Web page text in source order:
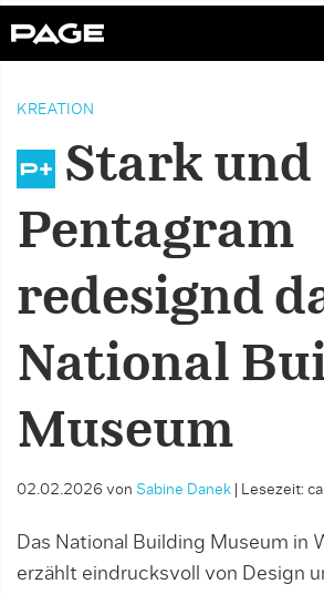
KREATION
Stark und
Pentagram
redesignd
National
Museum
02.02.2026 von Sabine Danek Lesezeit:
Das National Building Museum in
erzählt eindrucksvoll von Design